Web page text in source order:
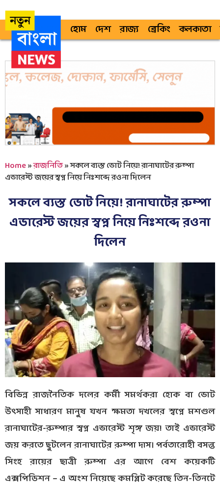
হোম দেশ রাজ্য ব্রেকিং কলকাতা
Home»রাজনিতি»সকলে ব্যস্ত ভোট নিয়ে! রানাঘাটের রুম্পা
এভারেস্ট জয়ের স্বপ্ন নিয়ে নিঃশব্দে রওনা দিলেন
সকলে ব্যস্ত ভোট নিয়ে! রানাঘাটের রুম্পা
এভারেস্ট জয়ের স্বপ্ন নিয়ে নিঃশব্দে রওনা
দিলেন
বিভিন্ন রাজনৈতিক দলের কর্মী সমর্থকরা হোক বা ভোট
উৎসাহী সাধারণ মানুষ যখন ক্ষমতা দখলের স্বপ্নে মশগুল
রানাঘাটের-রুম্পার স্বপ্ন এভারেস্ট শৃঙ্গ জয়! তাই এভারেস্ট
জয় করতে ছুটলেন রানাঘাটের রুম্পা দাস। পর্বতারোহী বসন্ত
সিংহ রায়ের ছাত্রী রুম্পা এর আগে বেশ কয়েকটি
এক্সপিডিশন – এ অংশ নিয়েছে কমপ্লিট করেছে তিন-তিনটে